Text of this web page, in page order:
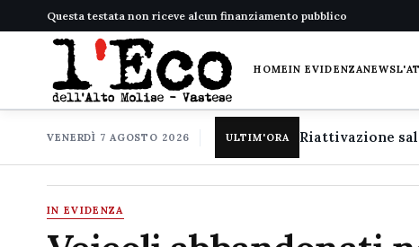
Questa testata non riceve alcun finanziamento pubblico
HOMEIN EVIDENZANEWS
VENERDÌ 7 AGOSTO 2026 ULTIM'ORA
IN EVIDENZA